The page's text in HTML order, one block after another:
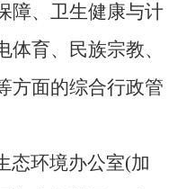
障、卫生健康与计
育、民族宗教、
方面的综合行政管
态环境办公室(加